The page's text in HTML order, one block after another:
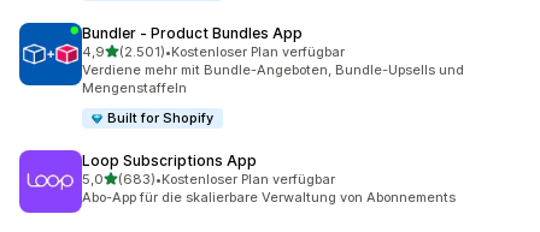
Bundler ‑ Product Bundles App
4,9von 5 Sternen
(2.501)
2501 Rezensionen insgesamt
•Kostenloser Plan verfügbar
Verdiene mehr mit Bundle-Angeboten, Bundle-Upsells und
Mengenstaffeln
Built for Shopify
Loop Subscriptions App
5,0von 5 Sternen
(683)
683 Rezensionen insgesamt
•Kostenloser Plan verfügbar
Abo-App für die skalierbare Verwaltung von Abonnements